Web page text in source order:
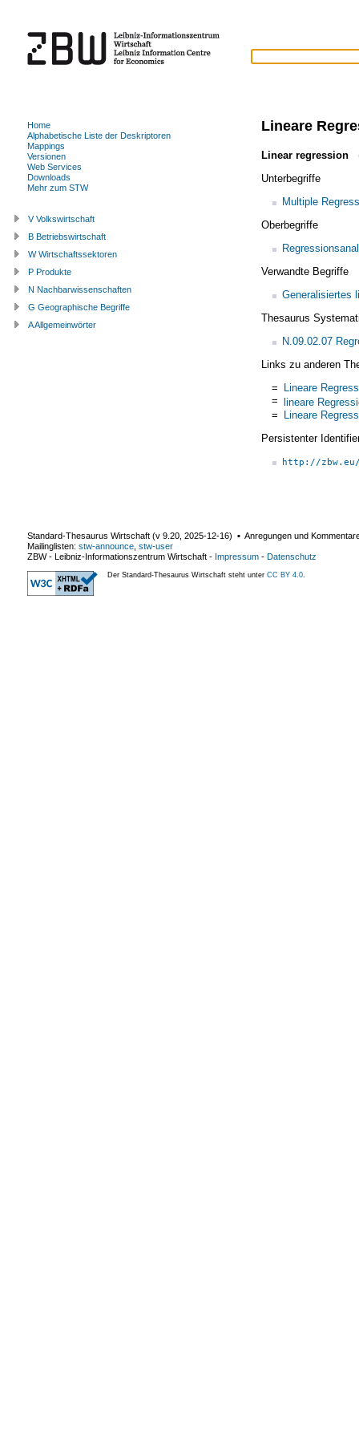
Lineare
Linear regression
Unterbegriffe
Multiple
Oberbegriffe
Verwandte Begriffe
Generalisiertes
Thesaurus
N.09.02.07
Links zu anderen
= Lineare
= lineare
= Lineare
Persistenter
http://
Home
Alphabetische Liste der Deskriptoren
Mappings
Versionen
Web Services
Downloads
Mehr zum STW
V Volkswirtschaft
B Betriebswirtschaft
W Wirtschaftssektoren
P Produkte
N Nachbarwissenschaften
G Geographische Begriffe
A Allgemeinwörter
Standard-Thesaurus Wirtschaft (v 9.20 2025-12-16) ▪ Anregungen und
Mailinglisten: stw-announce stw-user
ZBW - Leibniz-Informationszentrum Wirtschaft - Impressum - Datenschutz
Der Standard-Thesaurus Wirtschaft steht unter CC BY 4.0